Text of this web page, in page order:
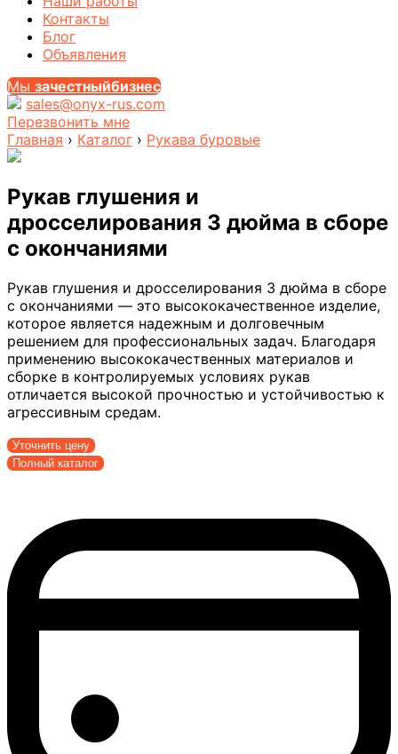
Контакты
Блог
Объявления
Мы зачестныйбизнес
sales@onyx-rus.com
Перезвонить мне
Главная › Каталог › Рукава буровые
Рукав глушения и
дросселирования 3 дюйма в сборе
с окончаниями
Рукав глушения и дросселирования 3 дюйма в сборе
с окончаниями — это высококачественное изделие,
которое является надежным и долговечным
решением для профессиональных задач. Благодаря
применению высококачественных материалов и
сборке в контролируемых условиях рукав
отличается высокой прочностью и устойчивостью к
агрессивным средам.
Уточнить цену
Полный каталог